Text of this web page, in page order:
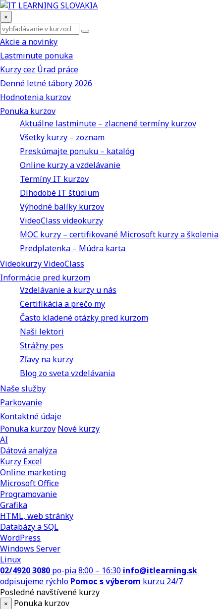
×
Akcie a novinky
Lastminute ponuka
Kurzy cez Úrad práce
Denné letné tábory 2026
Hodnotenia kurzov
Ponuka kurzov
Aktuálne lastminute – zlacnené termíny kurzov
Všetky kurzy – zoznam
Preskúmajte ponuku – katalóg
Online kurzy a vzdelávanie
Termíny IT kurzov
Dlhodobé IT štúdium
Výhodné balíky kurzov
VideoClass videokurzy
MOC kurzy – certifikované Microsoft kurzy a školenia
Predplatenka – Múdra karta
Videokurzy VideoClass
Informácie pred kurzom
Vzdelávanie a kurzy u nás
Certifikácia a prečo my
Často kladené otázky pred kurzom
Naši lektori
Strážny pes
Zľavy na kurzy
Blog zo sveta vzdelávania
Naše služby
Parkovanie
Kontaktné údaje
Ponuka kurzov Nové kurzy
AI
Dátová analýza
Kurzy Excel
Online marketing
Microsoft Office
Programovanie
Grafika
HTML, web stránky
Databázy a SQL
WordPress
Windows Server
Linux
02/4920 3080 po-pia 8:00 – 16:30 info@itlearning.sk
odpisujeme rýchlo Pomoc s výberom kurzu 24/7
Posledné navštívené kurzy
×
Ponuka kurzov